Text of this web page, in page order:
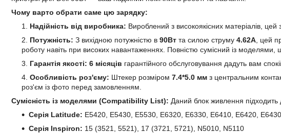
Чому варто обрати саме цю зарядку:
Надійність від виробника: Вироблений з високоякісних матеріалів, цей
Потужність: З вихідною потужністю в 90Вт та силою струму 4.62А , цей
роботу навіть при високих навантаженнях. Повністю сумісний із моделями,
Гарантія якості: 6 місяців гарантійного обслуговування дадуть вам
Особливість роз'єму: Штекер розміром 7.4*5.0 мм з центральним
роз'єм із фото перед замовленням.
Сумісність із моделями (Compatibility List): Даний блок живлення
Серія Latitude: E5420, E5430, E5530, E6320, E6330, E6410, E6420,
Серія Inspiron: 15 (3521, 5521), 17 (3721, 5721), N5010, N5110